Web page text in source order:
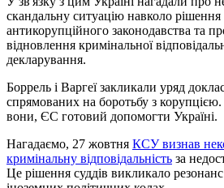
скандальну ситуацію навколо
антикорупційного законодавства та
відновлення кримінальної
декларування.
Боррель і Варгеї закликали уряд
спрямованих на боротьбу з
вони, ЄС готовий допомогти Україні.
Нагадаємо, 27 жовтня КСУ визнав
кримінальну відповідальність за
Це рішення суддів викликало резонанс